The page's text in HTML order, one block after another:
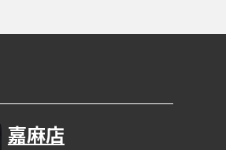
嘉麻店